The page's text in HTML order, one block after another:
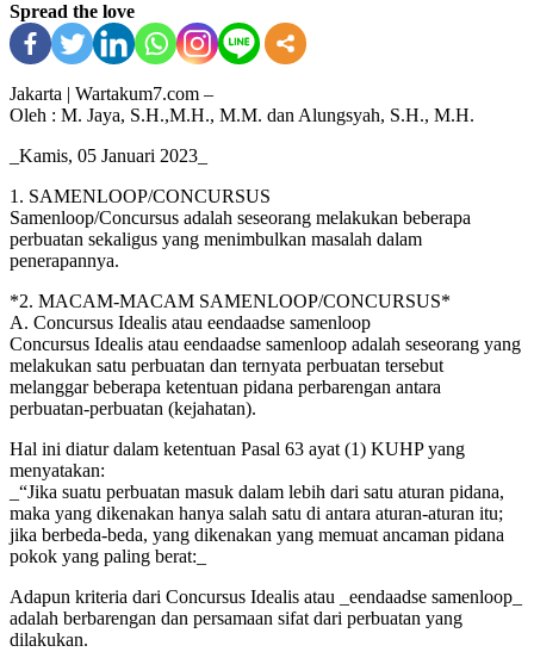
Spread the love
Jakarta | Wartakum7.com –
Oleh : M. Jaya, S.H.,M.H., M.M. dan Alungsyah, S.H., M.H.
_Kamis, 05 Januari 2023_
1. SAMENLOOP/CONCURSUS
Samenloop/Concursus adalah seseorang melakukan beberapa
perbuatan sekaligus yang menimbulkan masalah dalam
penerapannya.
*2. MACAM-MACAM SAMENLOOP/CONCURSUS*
A. Concursus Idealis atau eendaadse samenloop
Concursus Idealis atau eendaadse samenloop adalah seseorang yang
melakukan satu perbuatan dan ternyata perbuatan tersebut
melanggar beberapa ketentuan pidana perbarengan antara
perbuatan-perbuatan (kejahatan).
Hal ini diatur dalam ketentuan Pasal 63 ayat (1) KUHP yang
menyatakan:
_“Jika suatu perbuatan masuk dalam lebih dari satu aturan pidana,
maka yang dikenakan hanya salah satu di antara aturan-aturan itu;
jika berbeda-beda, yang dikenakan yang memuat ancaman pidana
pokok yang paling berat:_
Adapun kriteria dari Concursus Idealis atau _eendaadse samenloop_
adalah berbarengan dan persamaan sifat dari perbuatan yang
dilakukan.